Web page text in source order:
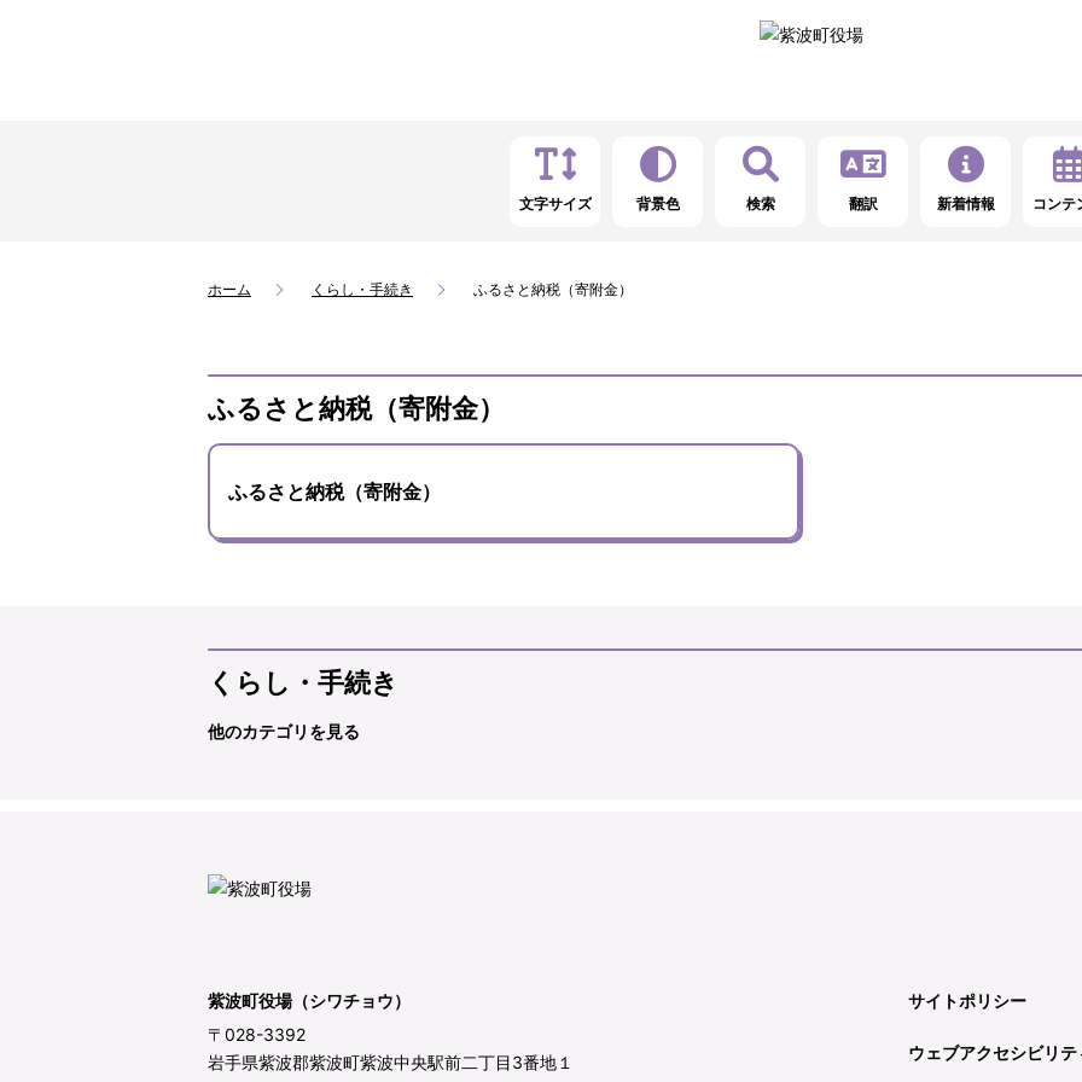
文字サイズ 背景色 検索 翻訳 新着情報 コンテ
ホーム くらし・手続き ふるさと納税（寄附金）
ふるさと納税（寄附金）
ふるさと納税（寄附金）
くらし・手続き
他のカテゴリを見る
紫波町役場（シワチョウ）
〒028-3392
岩手県紫波郡紫波町紫波中央駅前二丁目3番地１
サイトポリシー
ウェブアクセシビリテ